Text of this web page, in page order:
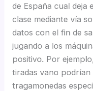
de España cual deja
clase mediante ví­a
datos con el fin de
jugando a los
positivo. Por
tiradas vano
tragamonedas